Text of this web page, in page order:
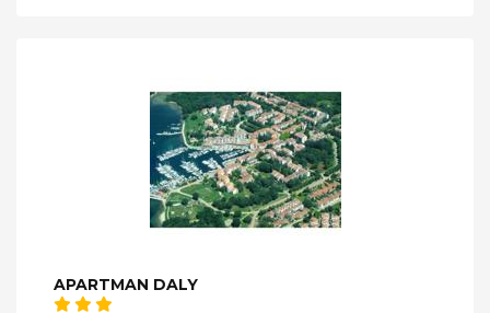
APARTMAN DALY